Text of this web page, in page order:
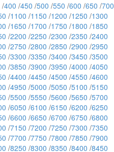
/400 /450 /500 /550 /600 /650 /700
/1100 /1150 /1200 /1250 /1300
/1650 /1700 /1750 /1800 /1850
/2200 /2250 /2300 /2350 /2400
/2750 /2800 /2850 /2900 /2950
/3300 /3350 /3400 /3450 /3500
/3850 /3900 /3950 /4000 /4050
/4400 /4450 /4500 /4550 /4600
/4950 /5000 /5050 /5100 /5150
/5500 /5550 /5600 /5650 /5700
/6050 /6100 /6150 /6200 /6250
/6600 /6650 /6700 /6750 /6800
/7150 /7200 /7250 /7300 /7350
/7700 /7750 /7800 /7850 /7900
/8250 /8300 /8350 /8400 /8450